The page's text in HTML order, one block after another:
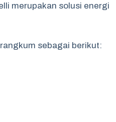
merupakan solusi energi
sebagai berikut: